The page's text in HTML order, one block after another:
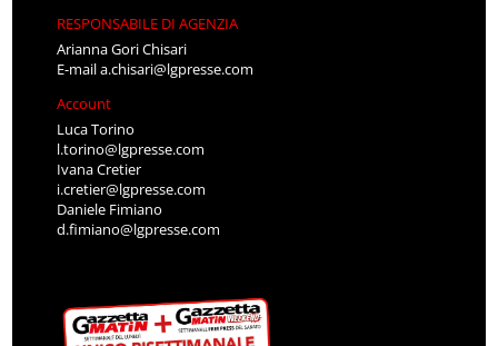
RESPONSABILE DI AGENZIA
Arianna Gori Chisari
E-maila.chisari@lgpresse.com
Account
Luca Torino
l.torino@lgpresse.com
Ivana Cretier
i.cretier@lgpresse.com
Daniele Fimiano
d.fimiano@lgpresse.com